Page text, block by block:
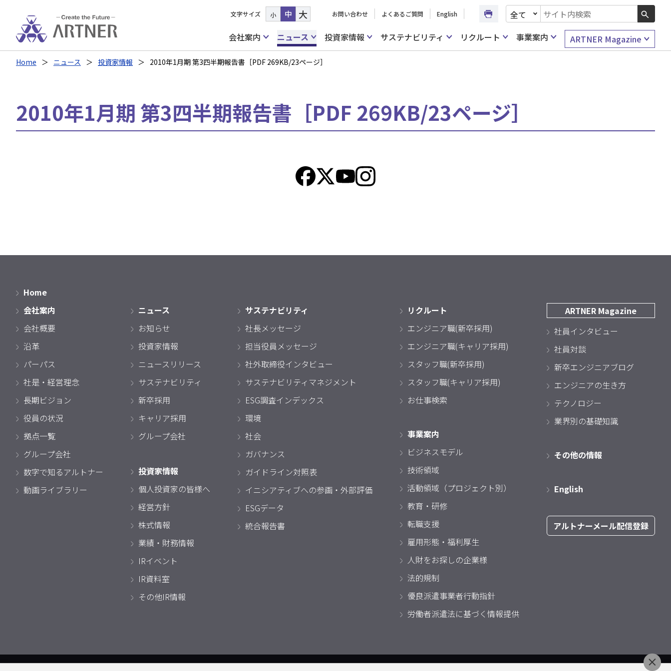
文字サイズ 小 中 大 お問い合わせ よくあるご質問 English
文書種別を選択
検索キーワード入力
会社案内
ニュース 投資家情報 サステナビリティ リクルート 事業案内 ARTNER Magazine
Home ニュース 投資家情報 2010年1月期 第3四半期報告書［PDF 269KB/23ページ］
2010年1月期 第3四半期報告書［PDF 269KB/23ページ］
Home
会社案内
会社概要
沿革
パーパス
社是・経営理念
長期ビジョン
役員の状況
拠点一覧
グループ会社
数字で知るアルトナー
動画ライブラリー
ニュース
お知らせ
投資家情報
ニュースリリース
サステナビリティ
新卒採用
キャリア採用
グループ会社
投資家情報
個人投資家の皆様へ
経営方針
株式情報
業績・財務情報
IRイベント
IR資料室
その他IR情報
サステナビリティ
社長メッセージ
担当役員メッセージ
社外取締役インタビュー
サステナビリティマネジメント
ESG調査インデックス
環境
社会
ガバナンス
ガイドライン対照表
イニシアティブへの参画・外部評価
ESGデータ
統合報告書
リクルート
エンジニア職(新卒採用)
エンジニア職(キャリア採用)
スタッフ職(新卒採用)
スタッフ職(キャリア採用)
お仕事検索
事業案内
ビジネスモデル
技術領域
活動領域（プロジェクト別）
教育・研修
転職支援
雇用形態・福利厚生
人財をお探しの企業様
法的規制
優良派遣事業者行動指針
労働者派遣法に基づく情報提供
ARTNER Magazine
社員インタビュー
社員対談
新卒エンジニアブログ
エンジニアの生き方
テクノロジー
業界別の基礎知識
その他の情報
English
アルトナーメール配信登録